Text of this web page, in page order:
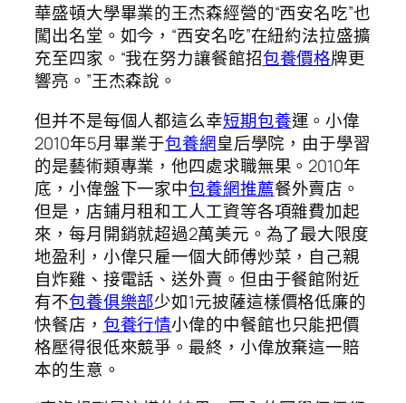
華盛頓大學畢業的王杰森經營的“西安名吃”也
闖出名堂。如今，“西安名吃”在紐約法拉盛擴
充至四家。“我在努力讓餐館招包養價格牌更
響亮。”王杰森說。
但并不是每個人都這么幸短期包養運。小偉
2010年5月畢業于包養網皇后學院，由于學習
的是藝術類專業，他四處求職無果。2010年
底，小偉盤下一家中包養網推薦餐外賣店。
但是，店鋪月租和工人工資等各項雜費加起
來，每月開銷就超過2萬美元。為了最大限度
地盈利，小偉只雇一個大師傅炒菜，自己親
自炸雞、接電話、送外賣。但由于餐館附近
有不包養俱樂部少如1元披薩這樣價格低廉的
快餐店， 包養行情小偉的中餐館也只能把價
格壓得很低來競爭。最終，小偉放棄這一賠
本的生意。